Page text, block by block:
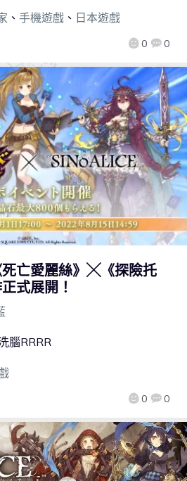
0 0
、 手機遊戲、 日本遊戲
亡愛麗絲》╳《探險托
式展開！
0 0
腦RRRR